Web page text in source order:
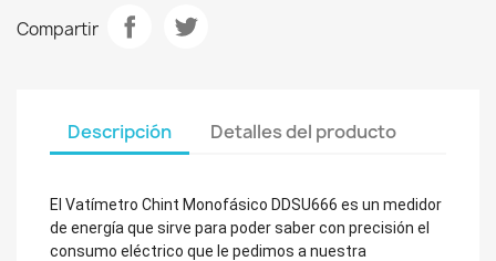
Compartir
Descripción Detalles del producto
El Vatímetro Chint Monofásico DDSU666 es un medidor
de energía que sirve para poder saber con precisión el
consumo eléctrico que le pedimos a nuestra